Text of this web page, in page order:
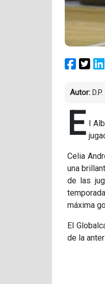
Autor:
E
l
Celia
una
de las
máxima
El
de la